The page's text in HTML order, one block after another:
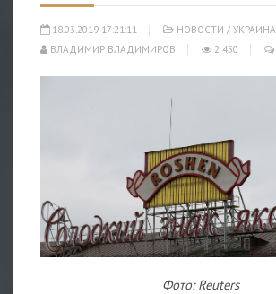
18.03.2019 17:21:11 НОВОСТИ / УКРАИНА
ВЛАДИМИР ВЛАДИМИРОВ
2 450
Фото: Reuters